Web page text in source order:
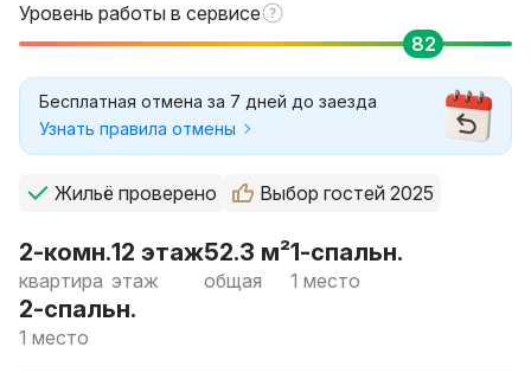
Уровень работы в сервисе
82
Бесплатная отмена за 7 дней до заезда
Узнать правила отмены
Жильё проверено Выбор гостей 2025
2-комн.
квартира
12 этаж
этаж
52.3 м²
общая
1-спальн.
1 место
2-спальн.
1 место